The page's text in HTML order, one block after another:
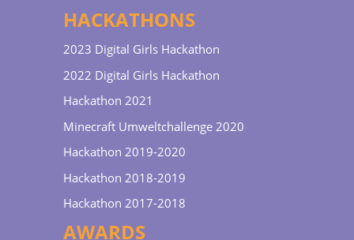
HACKATHONS
2023 Digital Girls Hackathon
2022 Digital Girls Hackathon
Hackathon 2021
Minecraft Umweltchallenge 2020
Hackathon 2019-2020
Hackathon 2018-2019
Hackathon 2017-2018
AWARDS